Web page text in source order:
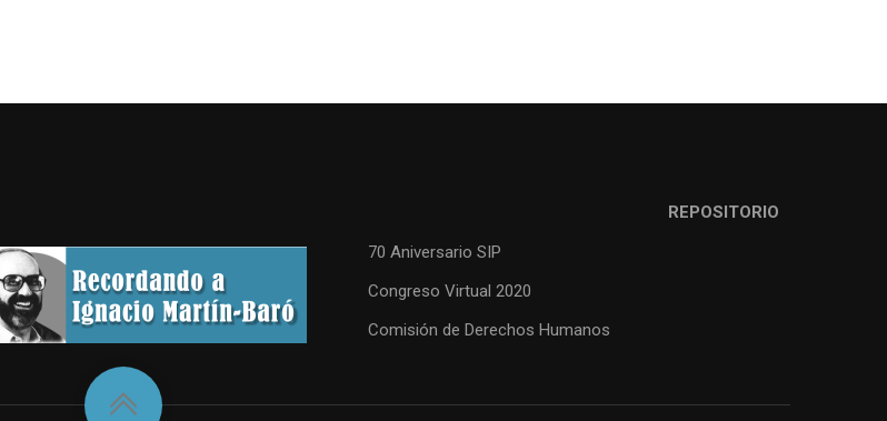
REPOSITORIO
70 Aniversario SIP
Congreso Virtual 2020
Comisión de Derechos Humanos